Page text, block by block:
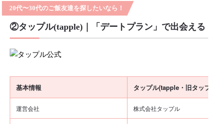
20代〜30代のご飯友達を探したいなら！
②タップル(tapple)｜「デートプラン」で出会える
基本情報 タップル(tapple・旧タップ
運営会社 株式会社タップル